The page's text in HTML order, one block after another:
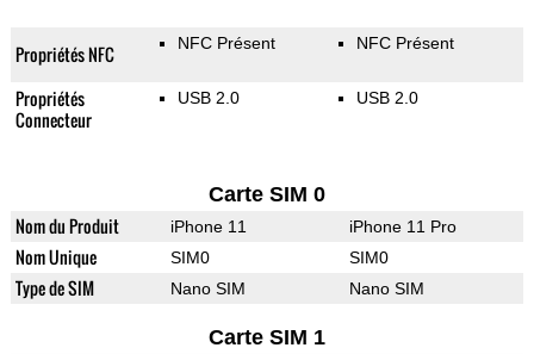
Propriétés NFC NFC Présent NFC Présent
Propriétés
Connecteur
USB 2.0 USB 2.0
Carte SIM 0
Nom du Produit iPhone 11 iPhone 11 Pro
Nom Unique SIM0 SIM0
Type de SIM Nano SIM Nano SIM
Carte SIM 1